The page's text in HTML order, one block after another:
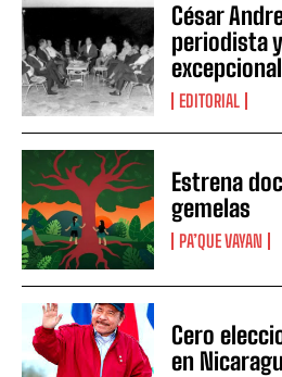
César
periodista
excepcional
EDITORIAL
Estrena
gemelas
PA’QUE VAYAN
Cero
en